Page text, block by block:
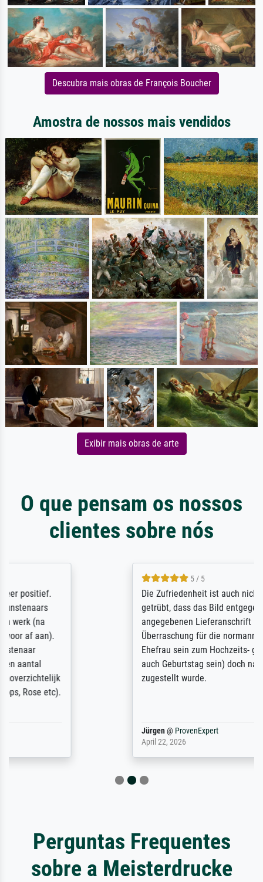
Descubra mais obras de François Boucher
Amostra de nossos mais vendidos
Exibir mais obras de arte
O que pensam os nossos
clientes sobre nós
Die Zufriedenheit ist auch nicht dadurch
getrübt, dass das Bild entgegen einer
angegebenen Lieferanschrift (sollte eine
Überraschung für die normannische
Ehefrau sein zum Hochzeits- gleichzeitig
auch Geburtstag sein) doch nach zu Hause
zugestellt wurde.
Perguntas Frequentes
sobre a Meisterdrucke